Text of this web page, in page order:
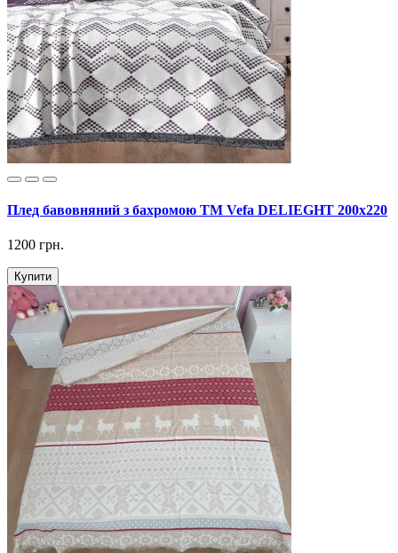
Плед бавовняний з бахромою ТМ Vefa DELIEGHT 200х220
1200 грн.
Купити